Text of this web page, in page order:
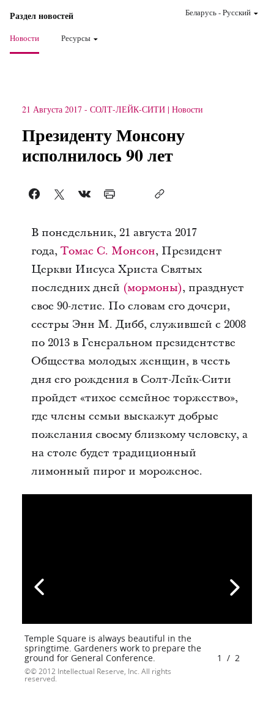
Раздел новостей
Новости Ресурсы
Беларусь-Pусский
21 Августа 2017 - СОЛТ-ЛЕЙК-СИТИ Новости
Президенту Монсону
исполнилось 90 лет
В понедельник, 21 августа 2017
года, Томас С. Монсон, Президент
Церкви Иисуса Христа Святых
последних дней (мормоны), празднует
свое 90-летие. По словам его дочери,
сестры Энн М. Дибб, служившей с 2008
по 2013 в Генеральном президентстве
Общества молодых женщин, в честь
дня его рождения в Солт-Лейк-Сити
пройдет «тихое семейное торжество»,
где члены семьи выскажут добрые
пожелания своему близкому человеку, а
на столе будет традиционный
лимонный пирог и мороженое.
Temple Square is always beautiful in the
springtime. Gardeners work to prepare the
ground for General Conference.
© 2012 Intellectual Reserve, Inc. All rights
reserved.
1 / 2